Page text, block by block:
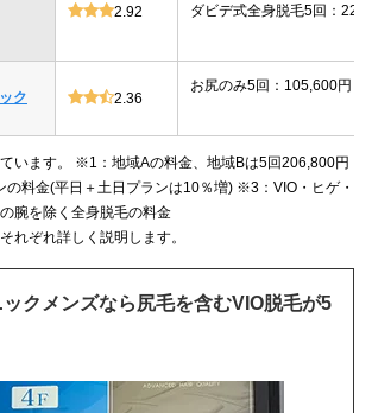
2.92
ダビデ式全身脱毛5回：
ク 2.36
お尻のみ5回：105,600円
います。 ※1：地域Aの料金、地域Bは5回206,800円
料金(平日＋土日プランは10％増) ※3：VIO・ヒゲ・
腕を除く全身脱毛の料金
れぞれ詳しく説明します。
クメンズなら尻毛を含むVIO脱毛が5